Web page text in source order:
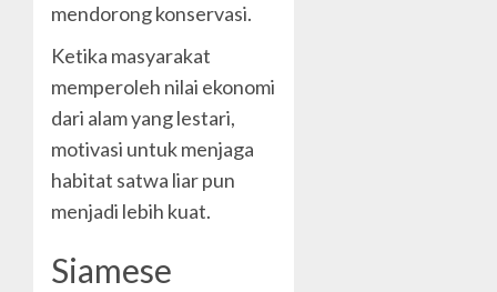
mendorong konservasi.
Ketika masyarakat
memperoleh nilai ekonomi
dari alam yang lestari,
motivasi untuk menjaga
habitat satwa liar pun
menjadi lebih kuat.
Siamese